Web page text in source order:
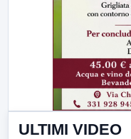
ULTIMI VIDEO